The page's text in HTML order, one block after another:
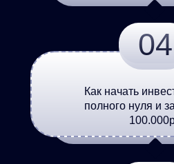
04
Как начать
полного нуля и